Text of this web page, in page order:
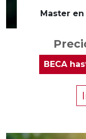
Master
BECA